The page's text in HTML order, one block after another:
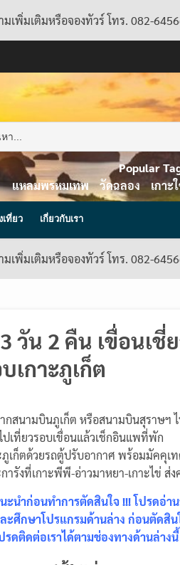
พิ่มเติมหรือจองทัวร์ โทร. 082-
Popular
แหลมพรหมเทพ
วัดฉลอง เกาะ
ที่ยว เกี่ยวกับเรา
พิ่มเติมหรือจองทัวร์ โทร. 082-
วัน 2 คืน เขื่อนเชี่
เกาะภูเก็ต
สนามบินภูเก็ต หรือสนามบินสุราษฯ
ปเที่ยวรอบเขื่อนแล้วเช็กอินแพที่พัก
ภูเก็ตด้วยรถตู้ปรับอากาศ พร้อมมัคคุเ
ารังที่เกาะพีพี-อ่าวมาหยา-เกาะไข่
ะนำก่อนทำการตัดสินใจ !!! โปรดอ่า
ะศึกษาโปรแกรมด้านล่าง ก่อนตัดสิน
รดติดต่อเราได้ตามช่องทางด้านล่างนี้